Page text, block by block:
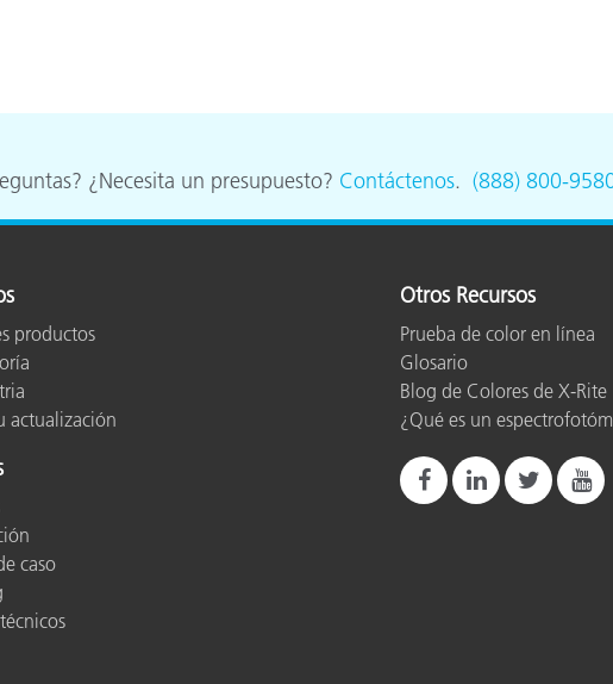
Productos Electrónicos
Papel
Materiales de Construcción
¿Necesita un presupuesto? Contáctenos. (888) 800-
productos
actualización
caso
Otros Recursos
Prueba de color en línea
Glosario
Blog de Colores de X-Rite
¿Qué es un